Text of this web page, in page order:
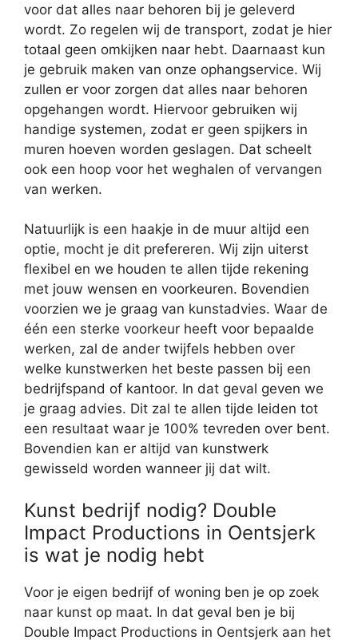
voor dat alles naar behoren bij je geleverd
wordt. Zo regelen wij de transport, zodat je hier
totaal geen omkijken naar hebt. Daarnaast kun
je gebruik maken van onze ophangservice. Wij
zullen er voor zorgen dat alles naar behoren
opgehangen wordt. Hiervoor gebruiken wij
handige systemen, zodat er geen spijkers in
muren hoeven worden geslagen. Dat scheelt
ook een hoop voor het weghalen of vervangen
van werken.
Natuurlijk is een haakje in de muur altijd een
optie, mocht je dit prefereren. Wij zijn uiterst
flexibel en we houden te allen tijde rekening
met jouw wensen en voorkeuren. Bovendien
voorzien we je graag van kunstadvies. Waar de
één een sterke voorkeur heeft voor bepaalde
werken, zal de ander twijfels hebben over
welke kunstwerken het beste passen bij een
bedrijfspand of kantoor. In dat geval geven we
je graag advies. Dit zal te allen tijde leiden tot
een resultaat waar je 100% tevreden over bent.
Bovendien kan er altijd van kunstwerk
gewisseld worden wanneer jij dat wilt.
Kunst bedrijf nodig? Double
Impact Productions in Oentsjerk
is wat je nodig hebt
Voor je eigen bedrijf of woning ben je op zoek
naar kunst op maat. In dat geval ben je bij
Double Impact Productions in Oentsjerk aan het